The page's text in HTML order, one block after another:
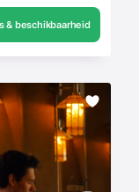
& beschikbaarheid